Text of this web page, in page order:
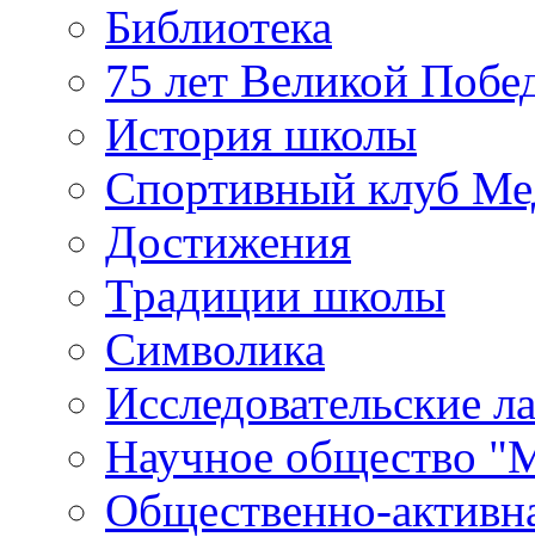
Библиотека
75 лет Великой
История школы
Спортивный клуб
Достижения
Традиции школы
Символика
Исследовательские
Научное общество
Общественно-